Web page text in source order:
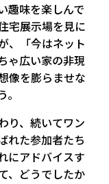
趣味を楽しんで
宅展示場を見に
、「今はネット
ゃ広い家の非現
像を膨らませな
り、続いてワン
れた参加者たち
にアドバイスす
、どうでしたか